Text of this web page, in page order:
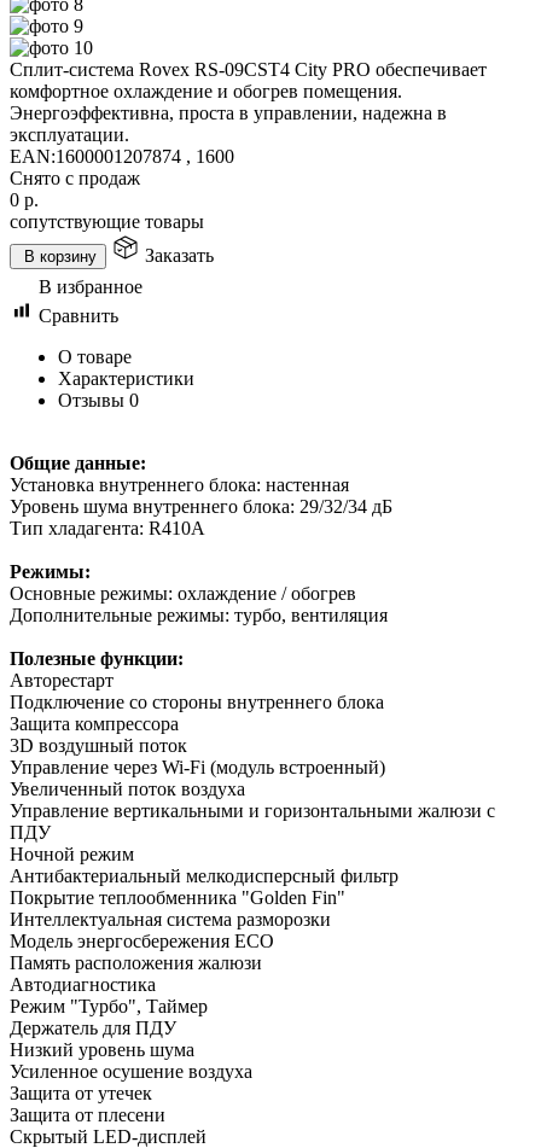
Сплит-система Rovex RS-09CST4 City PRO обеспечивает
комфортное охлаждение и обогрев помещения.
Энергоэффективна, проста в управлении, надежна в
эксплуатации.
EAN:1600001207874 , 1600
Снято с продаж
0 р.
сопутствующие товары
В корзину
Заказать
В избранное
Сравнить
О товаре
Характеристики
Отзывы 0
Общие данные:
Установка внутреннего блока: настенная
Уровень шума внутреннего блока: 29/32/34 дБ
Тип хладагента: R410А
Режимы:
Основные режимы: охлаждение / обогрев
Дополнительные режимы: турбо, вентиляция
Полезные функции:
Авторестарт
Подключение со стороны внутреннего блока
Защита компрессора
3D воздушный поток
Управление через Wi-Fi (модуль встроенный)
Увеличенный поток воздуха
Управление вертикальными и горизонтальными жалюзи с
ПДУ
Ночной режим
Антибактериальный мелкодисперсный фильтр
Покрытие теплообменника "Golden Fin"
Интеллектуальная система разморозки
Модель энергосбережения ECO
Память расположения жалюзи
Автодиагностика
Режим "Турбо", Таймер
Держатель для ПДУ
Низкий уровень шума
Усиленное осушение воздуха
Защита от утечек
Защита от плесени
Скрытый LED-дисплей